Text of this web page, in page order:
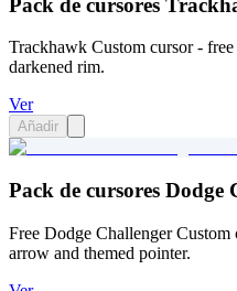
Pack de cursores
Trackhawk Custom cursor -
darkened rim.
Ver
Añadir
Pack de cursores Dodge
Free Dodge Challenger Custom
arrow and themed pointer.